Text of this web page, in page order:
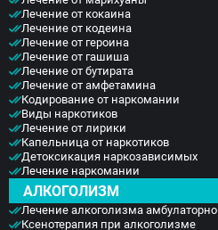
Озёры
Старая Купавна
Кубинка
Голицыно
Бронницы
Рошаль
Хотьково
Зарайск
Куровское
Пущино
Черноголовка
Талдом
Лечение от кокаина
Лечение от кодеина
Лечение от героина
Лечение от гашиша
Лечение от бутирата
Лечение от амфетамина
Кодирование от наркомании
Виды наркотиков
Лечение от лирики
Капельница от наркотиков
Детоксикация наркозависимых
Лечение наркомании
АЛКОГОЛИЗМ
Лечение алкоголизма амбулаторно
Ксенотерапия при алкоголизме